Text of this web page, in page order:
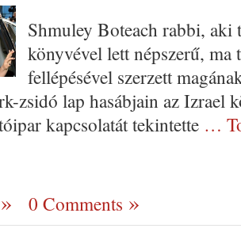
Shmuley Boteach rabbi, aki
könyvével lett népszerű,
fellépésével szerzett
zsidó lap hasábjain az Izrael
kapcsolatát tekintette …
0 Comments